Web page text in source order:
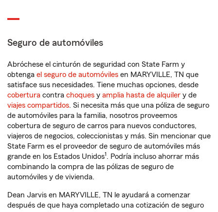
Seguro de automóviles
Abróchese el cinturón de seguridad con State Farm y
obtenga el seguro de automóviles en MARYVILLE, TN que
satisface sus necesidades. Tiene muchas opciones, desde
cobertura contra choques y amplia hasta de alquiler y de
viajes compartidos. Si necesita más que una póliza de seguro
de automóviles para la familia, nosotros proveemos
cobertura de seguro de carros para nuevos conductores,
viajeros de negocios, coleccionistas y más. Sin mencionar que
State Farm es el proveedor de seguro de automóviles más
grande en los Estados Unidos1. Podría incluso ahorrar más
combinando la compra de las pólizas de seguro de
automóviles y de vivienda.
Dean Jarvis en MARYVILLE, TN le ayudará a comenzar
después de que haya completado una cotización de seguro